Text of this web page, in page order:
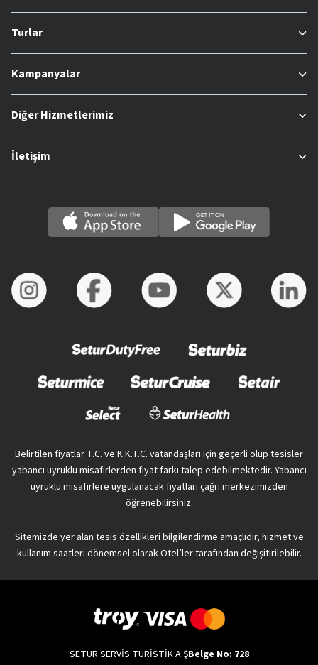
Turlar
Kampanyalar
Diğer Hizmetlerimiz
İletişim
Belirtilen fiyatlar T.C. ve K.K.T.C. vatandaşları için geçerli olup tesisler
yabancı uyruklu misafirlerden fiyat farkı talep edebilmektedir. Yabancı
uyruklu misafirlere uygulanacak fiyatları çağrı merkezimizden
öğrenebilirsiniz.
Sitemizde yer alan tesis özellikleri bilgilendirme amaçlıdır, hizmet ve
kullanım saatleri dönemsel olarak Otel’ler tarafından değişitirilebilir.
SETUR SERVİS TURİSTİK A.ŞBelge No: 728